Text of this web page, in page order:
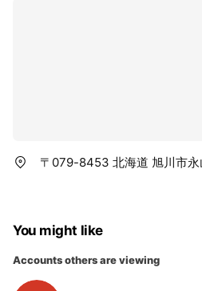
〒079-8453 北海道 旭川市
You might like
Accounts others are viewing